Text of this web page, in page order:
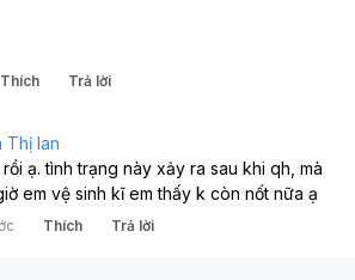
Thích Trả lời
Thị lan
ạ. tình trạng này xảy ra sau khi qh, mà
em vệ sinh kĩ em thấy k còn nốt nữa ạ
Thích Trả lời